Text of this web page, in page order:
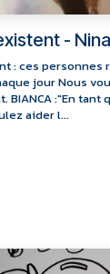
-
: ces personnes
jour Nous
BIANCA :"En
aider l...